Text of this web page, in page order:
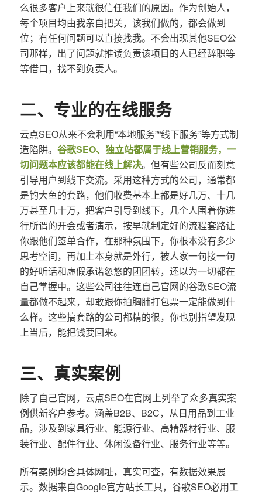
么很多客户上来就很信任我们的原因。作为创始人，
每个项目均由我亲自把关，该我们做的，都会做到
位；有任何问题可以直接找我。不会出现其他SEO公
司那样，出了问题就推诿负责该项目的人已经辞职等
等借口，找不到负责人。
二、专业的在线服务
云点SEO从来不会利用“本地服务”“线下服务”等方式制
造陷阱。 谷歌SEO、独立站都属于线上营销服务，一
切问题本应该都能在线上解决。但有些公司反而刻意
引导用户到线下交流。采用这种方式的公司，通常都
是钓大鱼的套路，他们收费基本上都是好几万、十几
万甚至几十万，把客户引导到线下，几个人围着你进
行所谓的开会或者演示，按早就制定好的流程套路让
你跟他们签单合作，在那种氛围下，你根本没有多少
思考空间，再加上本身就是外行，被人家一句接一句
的好听话和虚假承诺忽悠的团团转，还以为一切都在
自己掌握中。这些公司往往连自己官网的谷歌SEO流
量都做不起来，却敢跟你拍胸脯打包票一定能做到什
么样。这些搞套路的公司都精的很，你也别指望发现
上当后，能把钱要回来。
三、真实案例
除了自己官网，云点SEO在官网上列举了众多真实案
例供新客户参考。涵盖B2B、B2C，从日用品到工业
品，涉及到家具行业、能源行业、高精器材行业、服
装行业、配件行业、休闲设备行业、服务行业等等。
所有案例均含具体网址，真实可查，有数据效果展
示。数据来自Google官方站长工具，谷歌SEO必用工